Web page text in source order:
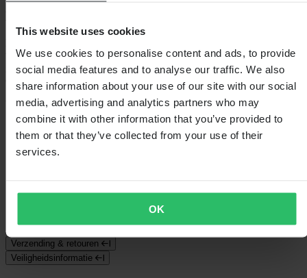
This website uses cookies
We use cookies to personalise content and ads, to provide
social media features and to analyse our traffic. We also
share information about your use of our site with our social
media, advertising and analytics partners who may
combine it with other information that you’ve provided to
them or that they’ve collected from your use of their
services.
OK
voor mannen om druk, pijn en gevoelloosheid in het perineale
gebied te verminderen. Beschikt over hoogwaardige vulling voor
optimale drukverdeling, schokabsorptie en comfort de hele dag.
Specificaties: mountainbikezadel, nylon frame, microfiber
bovenkant, orthopedische vulling.
Specificaties
Verpakkingsgewicht
SKU-titelS/M, Zwart
Verzending & retouren
Veiligheidsinformatie